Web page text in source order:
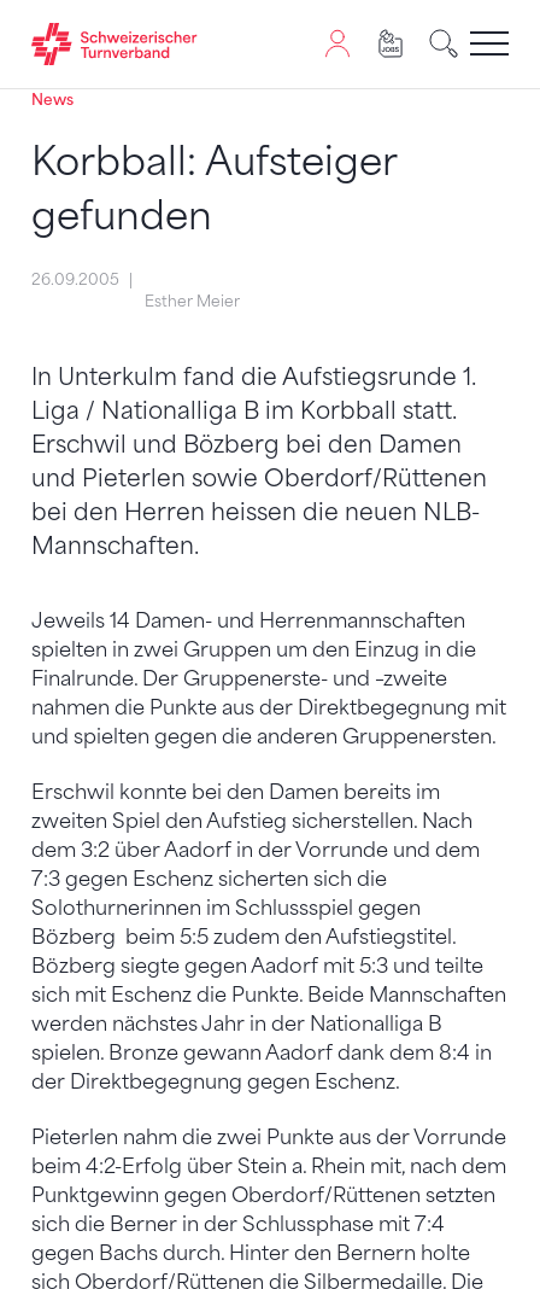
Zum Inhalt springen
Zur Sitemap navigieren
Zum Navigieren dieser Seite wird JavaScript benötigt.
News
Korbball: Aufsteiger
gefunden
26.09.2005
Esther Meier
In Unterkulm fand die Aufstiegsrunde 1.
Liga / Nationalliga B im Korbball statt.
Erschwil und Bözberg bei den Damen
und Pieterlen sowie Oberdorf/Rüttenen
bei den Herren heissen die neuen NLB-
Mannschaften.
Jeweils 14 Damen- und Herrenmannschaften
spielten in zwei Gruppen um den Einzug in die
Finalrunde. Der Gruppenerste- und –zweite
nahmen die Punkte aus der Direktbegegnung mit
und spielten gegen die anderen Gruppenersten.
Erschwil konnte bei den Damen bereits im
zweiten Spiel den Aufstieg sicherstellen. Nach
dem 3:2 über Aadorf in der Vorrunde und dem
7:3 gegen Eschenz sicherten sich die
Solothurnerinnen im Schlussspiel gegen
Bözberg beim 5:5 zudem den Aufstiegstitel.
Bözberg siegte gegen Aadorf mit 5:3 und teilte
sich mit Eschenz die Punkte. Beide Mannschaften
werden nächstes Jahr in der Nationalliga B
spielen. Bronze gewann Aadorf dank dem 8:4 in
der Direktbegegnung gegen Eschenz.
Pieterlen nahm die zwei Punkte aus der Vorrunde
beim 4:2-Erfolg über Stein a. Rhein mit, nach dem
Punktgewinn gegen Oberdorf/Rüttenen setzten
sich die Berner in der Schlussphase mit 7:4
gegen Bachs durch. Hinter den Bernern holte
sich Oberdorf/Rüttenen die Silbermedaille. Die